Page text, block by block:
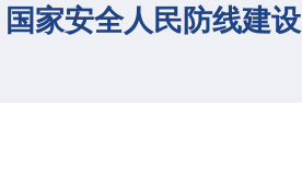
国家安全人民防线建设